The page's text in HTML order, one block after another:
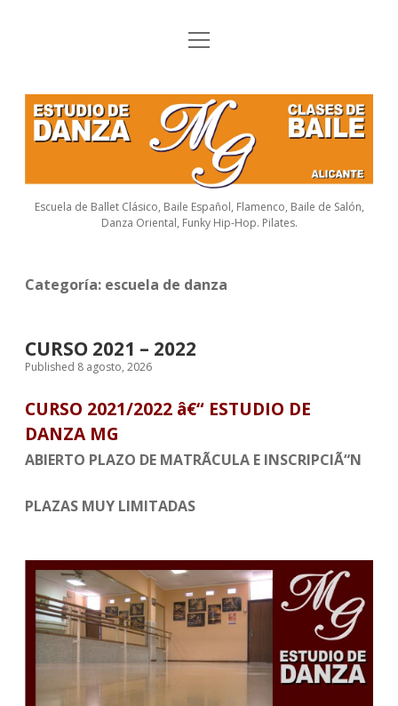
Inicio
HORARIOS
FESTIVAL
FLAMENCO
DIRECCIÃ“N
a
e
o
o
t
n
t
m
o
m
e
n
u
E
s
u
e
D
a
n
z
M
G
Escuela de Ballet Clásico, Baile Español, Flamenco, Baile de Salón,
Danza Oriental, Funky Hip-Hop. Pilates.
Categoría: escuela de danza
CURSO 2021 – 2022
Published 8 agosto, 2026
CURSO 2021/2022 â€“ ESTUDIO DE
DANZA MG
ABIERTO PLAZO DE MATRÃCULA E INSCRIPCIÃ“N
PLAZAS MUY LIMITADAS